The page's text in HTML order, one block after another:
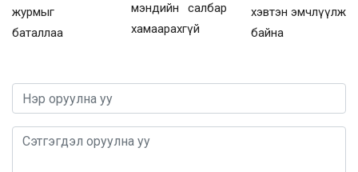
журмыг
баталлаа
мэндийн салбар
хамаарахгүй
хэвтэн эмчлүүлж
байна